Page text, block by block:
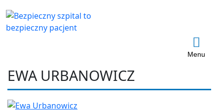
Menu
EWA URBANOWICZ